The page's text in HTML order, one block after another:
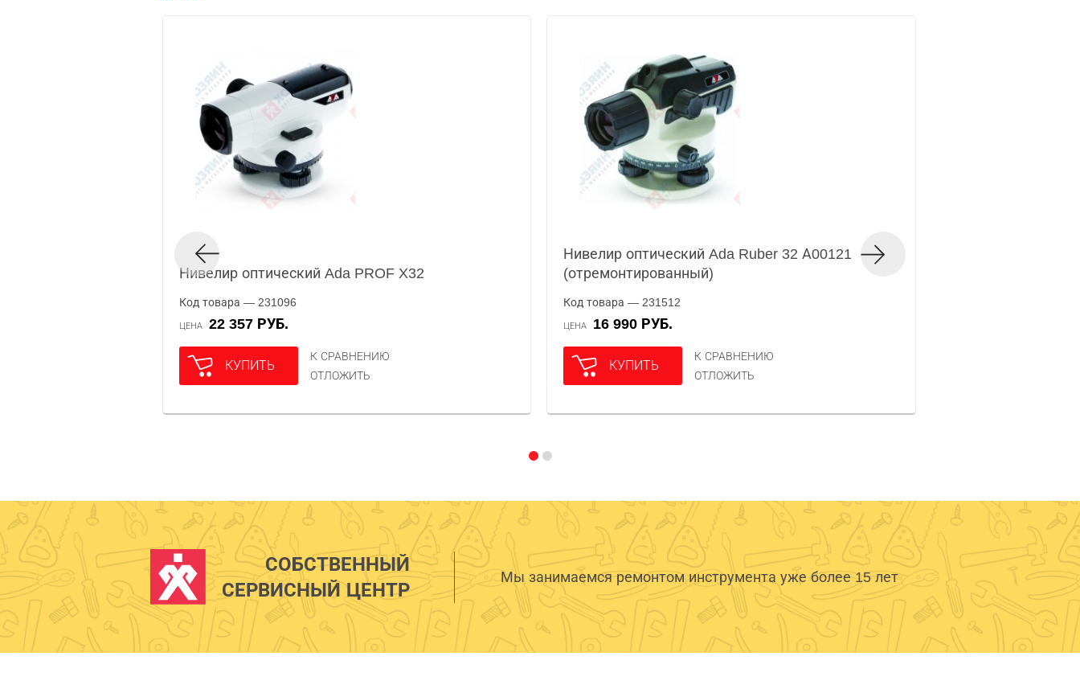
Нивелир оптический Ada PROF X32
Код товара — 231096
ЦЕНА 22 357 РУБ.
КУПИТЬ
К СРАВНЕНИЮ
ОТЛОЖИТЬ
Нивелир оптический Ada Ruber 32 А00121
(отремонтированный)
Код товара — 231512
ЦЕНА 16 990 РУБ.
КУПИТЬ
К СРАВНЕНИЮ
ОТЛОЖИТЬ
СОБСТВЕННЫЙ
СЕРВИСНЫЙ ЦЕНТР
Мы занимаемся ремонтом инструмента уже более 15 лет